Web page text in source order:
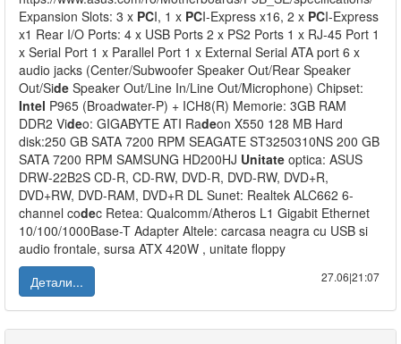
Expansion Slots: 3 x PCI, 1 x PCI-Express x16, 2 x PCI-Express
x1 Rear I/O Ports: 4 x USB Ports 2 x PS2 Ports 1 x RJ-45 Port 1
x Serial Port 1 x Parallel Port 1 x External Serial ATA port 6 x
audio jacks (Center/Subwoofer Speaker Out/Rear Speaker
Out/Side Speaker Out/Line In/Line Out/Microphone) Chipset:
Intel P965 (Broadwater-P) + ICH8(R) Memorie: 3GB RAM
DDR2 Video: GIGABYTE ATI Radeon X550 128 MB Hard
disk:250 GB SATA 7200 RPM SEAGATE ST3250310NS 200 GB
SATA 7200 RPM SAMSUNG HD200HJ Unitate optica: ASUS
DRW-22B2S CD-R, CD-RW, DVD-R, DVD-RW, DVD+R,
DVD+RW, DVD-RAM, DVD+R DL Sunet: Realtek ALC662 6-
channel codec Retea: Qualcomm/Atheros L1 Gigabit Ethernet
10/100/1000Base-T Adapter Altele: carcasa neagra cu USB si
audio frontale, sursa ATX 420W , unitate floppy
Детали...
27.06|21:07